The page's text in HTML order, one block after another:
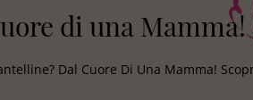
di una
Dal Cuore Di Una Mamma!